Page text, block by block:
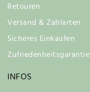
Retouren
Versand & Zahlarten
Sicheres Einkaufen
Zufriedenheitsgarantie
INFOS